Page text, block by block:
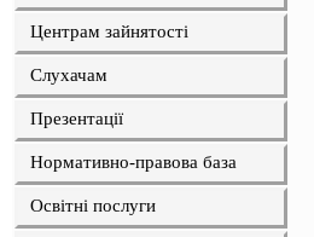
Центрам зайнятості
Слухачам
Презентації
Нормативно-правова база
Освітні послуги